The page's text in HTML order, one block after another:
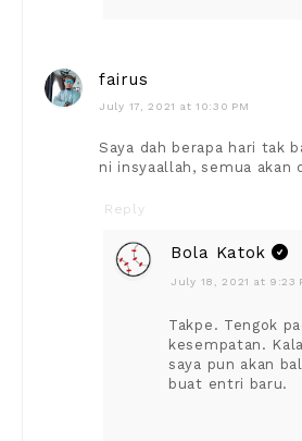
fairus
July 17, 2021 at 10:30 PM
Saya dah berapa hari tak
ni insyaallah, semua akan
Reply
Bola Katok
July 18, 2021 at 9:23
Takpe. Tengok
kesempatan.
saya pun akan
buat entri baru.